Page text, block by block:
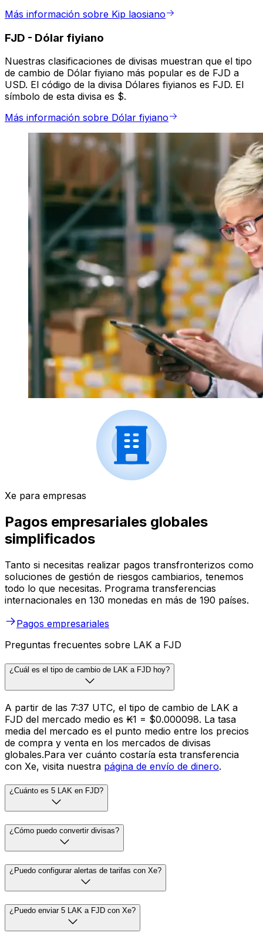
Más información sobre Kip laosiano
FJD - Dólar fiyiano
Nuestras clasificaciones de divisas muestran que el tipo
de cambio de Dólar fiyiano más popular es de FJD a
USD. El código de la divisa Dólares fiyianos es FJD. El
símbolo de esta divisa es $.
Más información sobre Dólar fiyiano
Xe para empresas
Pagos empresariales globales
simplificados
Tanto si necesitas realizar pagos transfronterizos como
soluciones de gestión de riesgos cambiarios, tenemos
todo lo que necesitas. Programa transferencias
internacionales en 130 monedas en más de 190 países.
Pagos empresariales
Preguntas frecuentes sobre LAK a FJD
¿Cuál es el tipo de cambio de LAK a FJD hoy?
A partir de las 7:37 UTC, el tipo de cambio de LAK a
FJD del mercado medio es ₭1 = $0.000098. La tasa
media del mercado es el punto medio entre los precios
de compra y venta en los mercados de divisas
globales.Para ver cuánto costaría esta transferencia
con Xe, visita nuestra página de envío de dinero.
¿Cuánto es 5 LAK en FJD?
¿Cómo puedo convertir divisas?
¿Puedo configurar alertas de tarifas con Xe?
¿Puedo enviar 5 LAK a FJD con Xe?